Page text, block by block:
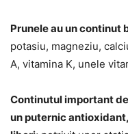
Prunele au un continut
potasiu, magneziu,
A, vitamina K, unele
Continutul important
un puternic